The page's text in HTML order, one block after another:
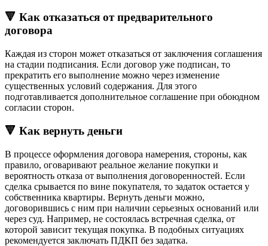
🔻 Как отказаться от предварительного
договора
Каждая из сторон может отказаться от заключения соглашения
на стадии подписания. Если договор уже подписан, то
прекратить его выполнение можно через изменение
существенных условий содержания. Для этого
подготавливается дополнительное соглашение при обоюдном
согласии сторон.
🔻 Как вернуть деньги
В процессе оформления договора намерения, стороны, как
правило, оговаривают реальное желание покупки и
вероятность отказа от выполнения договоренностей. Если
сделка срывается по вине покупателя, то задаток остается у
собственника квартиры. Вернуть деньги можно,
договорившись с ним при наличии серьезных оснований или
через суд. Например, не состоялась встречная сделка, от
которой зависит текущая покупка. В подобных ситуациях
рекомендуется заключать ПДКП без задатка.